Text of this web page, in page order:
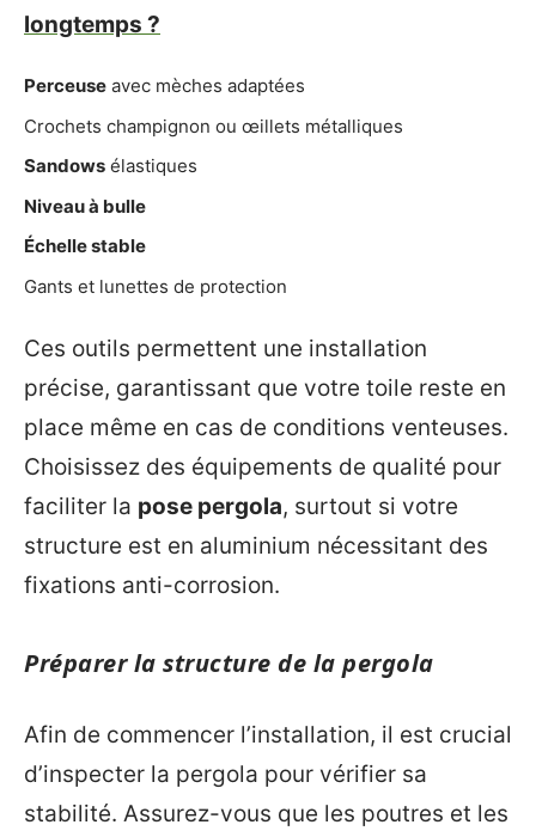
longtemps ?
Perceuse avec mèches adaptées
Crochets champignon ou œillets métalliques
Sandows élastiques
Niveau à bulle
Échelle stable
Gants et lunettes de protection
Ces outils permettent une installation
précise, garantissant que votre toile reste en
place même en cas de conditions venteuses.
Choisissez des équipements de qualité pour
faciliter la pose pergola, surtout si votre
structure est en aluminium nécessitant des
fixations anti-corrosion.
Préparer la structure de la pergola
Afin de commencer l’installation, il est crucial
d’inspecter la pergola pour vérifier sa
stabilité. Assurez-vous que les poutres et les